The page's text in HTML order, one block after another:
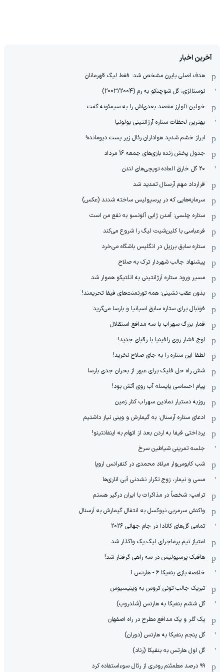
آخرین اخبار
هدف اصلی بایرن مشخص شد: فقط لیگ قهرمانان
نوستالژی، گل شوچنکو به رم (2003/2004)
خولین آلوارز مقصد بعدی‌اش را به سیمئونه گفت
بهترین لحظات ستاره آرژانتینی بولونیا
ابراز خشم شدید هواداران رئال زیر پست دیومانده!
جدول پخش زنده بازی‌های جمعه 16 مرداد
20 گل خارق العاده توپچی‌های لندن
قرارداد مهم آرسنال تمدید شد
سرمایه‌هایی که در پرسپولیس ساخته شدند (عکس)
ستاره چلسی: آمدن ژابی آلونسو به نفع من است
فرعباسی با کلین‌شیت لیگ را شروع می‌کند
ستاره سابق برزیل در انگلیس باشگاه می‌خرد
پیشنهاد جالب شهردار ترک به صلاح
مسیر ورود ستاره آرژانتینی به اتلتیکو هموار شد
بدون عقب نشینی: همه تورنمنت‌های فیفا تحریمند!
فوتبال برای ستاره سابق اسپانیا و بارسا می‌گرید
قمار بزرگ سهراب با سه مدافع استقلال
اوج فشار روی رافینیا با رقبای جدید!
لطفا این ستاره را به جای صلاح نخرید!
شش راه حل فلیک برای عبور از بحران جدی بارسا
پیام احساسی یایسله آب روی آتش بود!
روزبه دستیار نمادین سهراب کنار زمین
ادعای ستاره آرسنال: به گیمارش و وینی نیاز داشتیم
پرداختی فیفا به اردن بعد از اتهام به اینفانتینو!
جلسه تمرینی شیاطین سرخ
شب کابوس‌وار میلاد محمدی در کنفرانس اروپا
مسی و نیمار، زوج تکرار نشدنی آبی اناری‌ها
ترامپ: شخصاً در مذاکرات با ایران درگیر هستم
واکنش سرمربی نیوکسل به انتقال گیمارش به آرسنال
تمامی گل‌های کانادا در جام جهانی 2026
امتیاز تیم پرماجرای لیگ یک واگذار شد
هافبک پرسپولیس در سه راهی گرفتار شد!
خلاصه بازی بنفیکا 6 - هارتس 1
تبریک جالب تونی کروس به وینیسیوس
گل ششم بنفیکا به هارتس (شلدروپ)
یک گلر و یک مدافع مطرح در راه اصفهان
گل پنجم بنفیکا به هارتس (دوران)
گل اول هارتس به بنفیکا (رناد)
۹۹ درصد مطمئنم رودری از رئال سوءاستفاده کرد